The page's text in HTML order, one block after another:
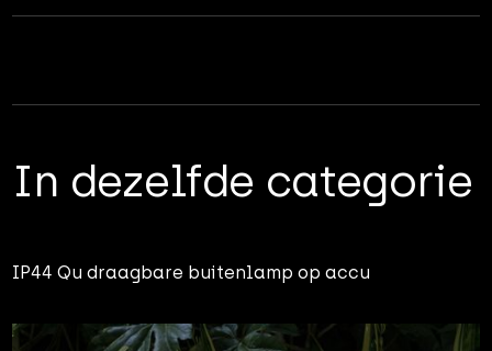
In dezelfde categorie
IP44 Qu draagbare buitenlamp op accu